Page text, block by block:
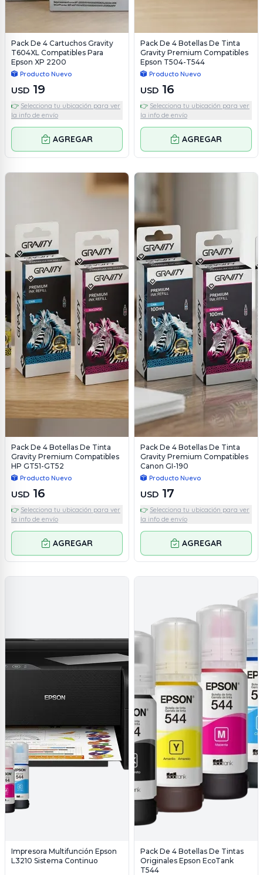
Pack De 4 Cartuchos Gravity
T604XL Compatibles Para
Epson XP 2200
Producto Nuevo
USD 19
👉 Selecciona tu ubicación para ver
la info de envío
AGREGAR
Pack De 4 Botellas De Tinta
Gravity Premium Compatibles
Epson T504-T544
Producto Nuevo
USD 16
👉 Selecciona tu ubicación para ver
la info de envío
AGREGAR
Pack De 4 Botellas De Tinta
Gravity Premium Compatibles
HP GT51-GT52
Producto Nuevo
USD 16
👉 Selecciona tu ubicación para ver
la info de envío
AGREGAR
Pack De 4 Botellas De Tinta
Gravity Premium Compatibles
Canon GI-190
Producto Nuevo
USD 17
👉 Selecciona tu ubicación para ver
la info de envío
AGREGAR
Impresora Multifunción Epson
L3210 Sistema Continuo
Pack De 4 Botellas De Tintas
Originales Epson EcoTank
T544